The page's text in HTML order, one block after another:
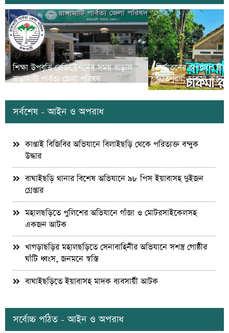
শিক্ষা উপবৃত্তি রেজিস্ট্রেশনের সময় বাড়াল
রাঙামাটি পার্বত্য জেলা পরিষদ
নির্যাতনের অপরাধে
ক্ষতিপুরণ; চাকমা
সর্বশেষ - আইন ও অপরাধ
কাপ্তাই বিজিবির অভিযানে বিলাইছড়ি থেকে পরিত্যক্ত বন্দুক
উদ্ধার
বাঘাইছড়ি থানার বিশেষ অভিযানে ৯৮ পিস ইয়াবাসহ দুইজন
গ্রেপ্তার
মহালছড়িতে পুলিশের অভিযানে গাঁজা ও মোটরসাইকেলসহ
একজন আটক
খাগড়াছড়ির মহালছড়িতে সেনাবাহিনীর অভিযানে সশস্ত্র গোষ্ঠীর
ঘাঁটি ধ্বংস, জনমনে স্বস্তি
বাঘাইছড়িতে ইয়াবাসহ মাদক ব্যবসায়ী আটক
সর্বোচ্চ পঠিত - আইন ও অপরাধ